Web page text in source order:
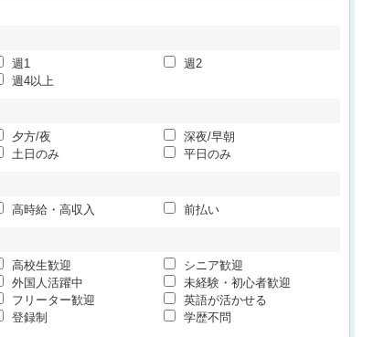
週1
週2
週4以上
夕方/夜
深夜/早朝
土日のみ 平日のみ
高時給・高収入 前払い
高校生歓迎
シニア歓迎
外国人活躍中
未経験・初心者歓迎
フリーター歓迎
英語が活かせる
登録制
学歴不問